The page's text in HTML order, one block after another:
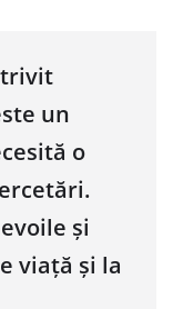
un
o
și
viață și la